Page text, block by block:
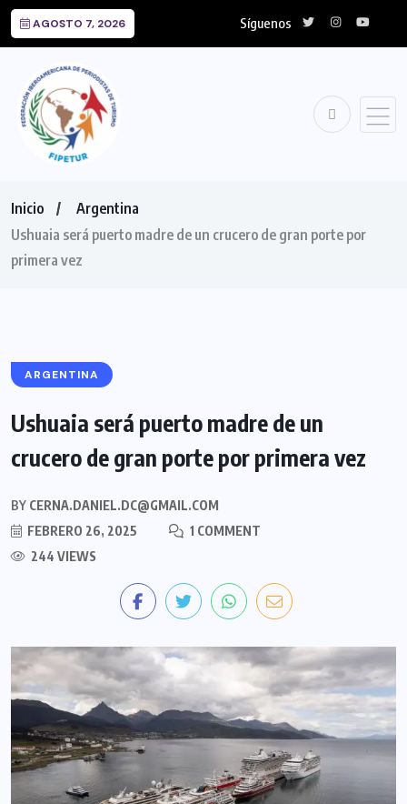
AGOSTO 7, 2026 Síguenos
Inicio
Argentina
Ushuaia será puerto madre de un crucero de gran porte por
primera vez
ARGENTINA
Ushuaia será puerto madre de un
crucero de gran porte por primera vez
BY CERNA.DANIEL.DC@GMAIL.COM
FEBRERO 26, 2025
1 COMMENT
244 VIEWS